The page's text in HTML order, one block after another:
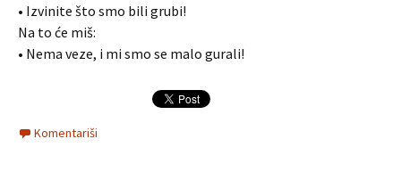
• Izvinite što smo bili grubi!
Na to će miš:
• Nema veze, i mi smo se malo gurali!
Komentariši